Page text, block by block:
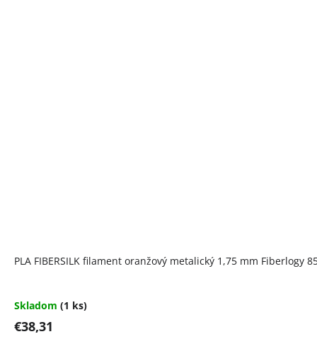
PLA FIBERSILK filament oranžový metalický 1,75 mm Fiberlogy
Skladom (1 ks)
€38,31